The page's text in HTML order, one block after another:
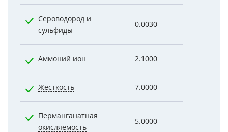
Сероводород и
сульфиды
0.0030
Аммоний ион 2.1000
Жесткость 7.0000
Перманганатная
окисляемость
5.0000